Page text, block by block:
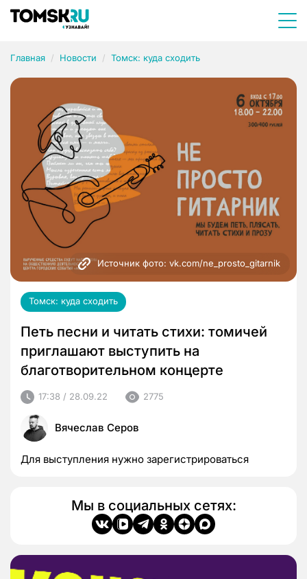
Главная Новости Томск: куда сходить
Источник фото: vk.com/ne_prosto_gitarnik
Томск: куда сходить
Петь песни и читать стихи: томичей
приглашают выступить на
благотворительном концерте
17:38 / 28.09.22 2775
Вячеслав Серов
Для выступления нужно зарегистрироваться
Мы в социальных сетях: